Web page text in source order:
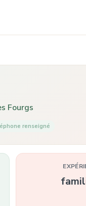
Fourgs
renseigné